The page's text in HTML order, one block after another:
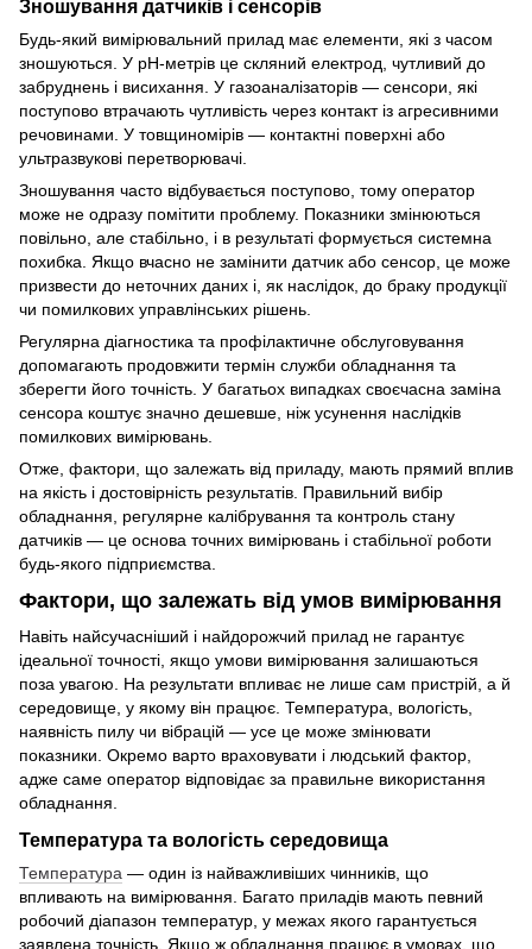
Зношування датчиків і сенсорів
Будь-який вимірювальний прилад має елементи, які з часом
зношуються. У pH-метрів це скляний електрод, чутливий до
забруднень і висихання. У газоаналізаторів — сенсори, які
поступово втрачають чутливість через контакт із агресивними
речовинами. У товщиномірів — контактні поверхні або
ультразвукові перетворювачі.
Зношування часто відбувається поступово, тому оператор
може не одразу помітити проблему. Показники змінюються
повільно, але стабільно, і в результаті формується системна
похибка. Якщо вчасно не замінити датчик або сенсор, це може
призвести до неточних даних і, як наслідок, до браку продукції
чи помилкових управлінських рішень.
Регулярна діагностика та профілактичне обслуговування
допомагають продовжити термін служби обладнання та
зберегти його точність. У багатьох випадках своєчасна заміна
сенсора коштує значно дешевше, ніж усунення наслідків
помилкових вимірювань.
Отже, фактори, що залежать від приладу, мають прямий вплив
на якість і достовірність результатів. Правильний вибір
обладнання, регулярне калібрування та контроль стану
датчиків — це основа точних вимірювань і стабільної роботи
будь-якого підприємства.
Фактори, що залежать від умов вимірювання
Навіть найсучасніший і найдорожчий прилад не гарантує
ідеальної точності, якщо умови вимірювання залишаються
поза увагою. На результати впливає не лише сам пристрій, а й
середовище, у якому він працює. Температура, вологість,
наявність пилу чи вібрацій — усе це може змінювати
показники. Окремо варто враховувати і людський фактор,
адже саме оператор відповідає за правильне використання
обладнання.
Температура та вологість середовища
Температура — один із найважливіших чинників, що
впливають на вимірювання. Багато приладів мають певний
робочий діапазон температур, у межах якого гарантується
заявлена точність. Якщо ж обладнання працює в умовах, що